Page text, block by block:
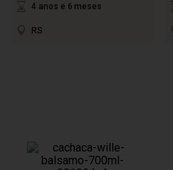
4 anos e 6 meses
RS